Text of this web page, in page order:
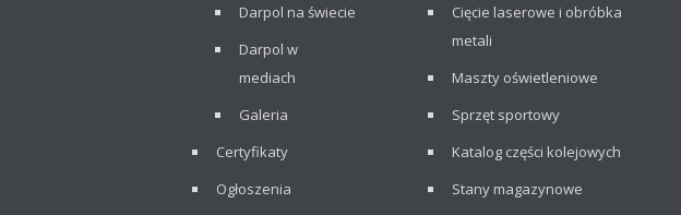
Darpol na świecie
Darpol w
mediach
Galeria
Certyfikaty
Ogłoszenia
Cięcie laserowe i obróbka
metali
Maszty oświetleniowe
Sprzęt sportowy
Katalog części kolejowych
Stany magazynowe